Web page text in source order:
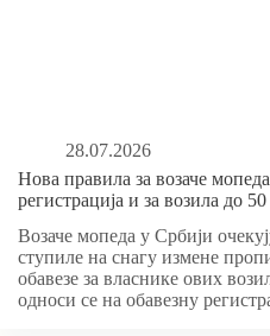
28.07.2026
Нова правила за возаче
регистрација и за возила до
Возаче мопеда у Србији
ступиле на снагу измене
обавезе за власнике ових
односи се на обавезну